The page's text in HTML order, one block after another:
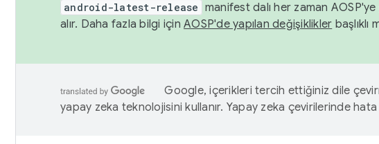
android-latest-release manifest dalı her zaman
alır. Daha fazla bilgi için AOSP'de yapılan değişiklikler başlıklı
Google, içerikleri tercih ettiğiniz dile
yapay zeka teknolojisini kullanır. Yapay zeka çevirilerinde